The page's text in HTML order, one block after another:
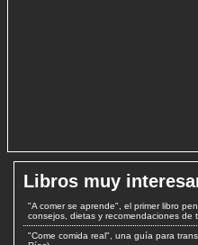
Libros muy
"A comer se aprende", el primer libro
consejos, dietas y recomendaciones de
"Come comida real", una guía para